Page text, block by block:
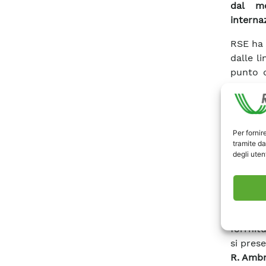
Per
tramite
degli
dal
RSE
dalle
punto
con i
per
A
per il
si
R.